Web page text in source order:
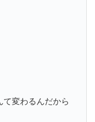
て変わるんだから